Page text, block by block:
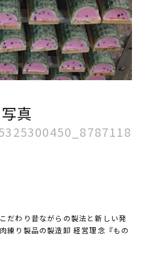
真
だわり昔ながらの製法と新しい発
練り製品の製造卸 経営理念『もの